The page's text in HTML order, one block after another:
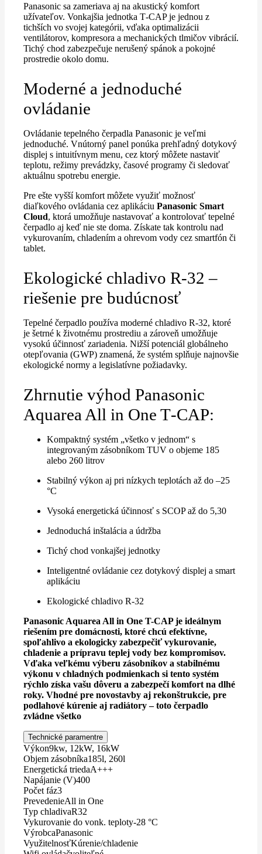
Panasonic sa zameriava aj na akustický komfort
užívateľov. Vonkajšia jednotka T‑CAP je jednou z
tichších vo svojej kategórii, vďaka optimalizácii
ventilátorov, kompresora a mechanických tlmičov vibrácií.
Tichý chod zabezpečuje nerušený spánok a pokojné
prostredie okolo domu.
Moderné a jednoduché
ovládanie
Ovládanie tepelného čerpadla Panasonic je veľmi
jednoduché. Vnútorný panel ponúka prehľadný dotykový
displej s intuitívnym menu, cez ktorý môžete nastaviť
teplotu, režimy prevádzky, časové programy či sledovať
aktuálnu spotrebu energie.
Pre ešte vyšší komfort môžete využiť možnosť
diaľkového ovládania cez aplikáciu Panasonic Smart
Cloud, ktorá umožňuje nastavovať a kontrolovať tepelné
čerpadlo aj keď nie ste doma. Získate tak kontrolu nad
vykurovaním, chladením a ohrevom vody cez smartfón či
tablet.
Ekologické chladivo R-32 –
riešenie pre budúcnosť
Tepelné čerpadlo používa moderné chladivo R-32, ktoré
je šetrné k životnému prostrediu a zároveň umožňuje
vysokú účinnosť zariadenia. Nižší potenciál globálneho
otepľovania (GWP) znamená, že systém splňuje najnovšie
ekologické normy a legislatívne požiadavky.
Zhrnutie výhod Panasonic
Aquarea All in One T‑CAP:
Kompaktný systém „všetko v jednom“ s
integrovaným zásobníkom TUV o objeme 185
alebo 260 litrov
Stabilný výkon aj pri nízkych teplotách až do –25
°C
Vysoká energetická účinnosť s SCOP až do 5,30
Jednoduchá inštalácia a údržba
Tichý chod vonkajšej jednotky
Inteligentné ovládanie cez dotykový displej a smart
aplikáciu
Ekologické chladivo R-32
Panasonic Aquarea All in One T-CAP je ideálnym
riešením pre domácnosti, ktoré chcú efektívne,
spoľahlivo a ekologicky zabezpečiť vykurovanie,
chladenie a prípravu teplej vody bez kompromisov.
Vďaka veľkému výberu zásobníkov a stabilnému
výkonu v chladných podmienkach si tento systém
rýchlo získa vašu dôveru a zabezpečí komfort na dlhé
roky. Vhodné pre novostavby aj rekonštrukcie, pre
podlahové kúrenie aj radiátory – toto čerpadlo
zvládne všetko
Technické paramentre
Výkon9kw, 12kW, 16kW
Objem zásobníka185l, 260l
Energetická triedaA+++
Napájanie (V)400
Počet fáz3
PrevedenieAll in One
Typ chladivaR32
Vykurovanie do vonk. teploty-28 °C
VýrobcaPanasonic
VyužitelnosťKúrenie/chladenie